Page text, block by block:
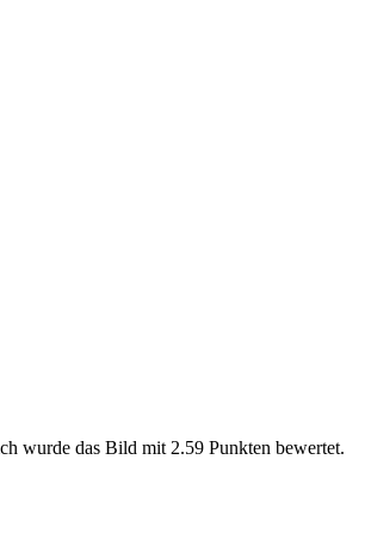
wurde das Bild mit 2.59 Punkten bewertet.